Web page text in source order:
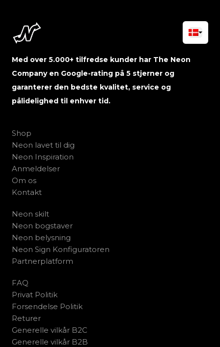
Med over 5.000+ tilfredse kunder har The Neon
Company en Google-rating på 5 stjerner og
garanterer den bedste kvalitet, service og
pålidelighed til enhver tid.
Shop
Neon lavet til dig
Neon Inspiration
Anmeldelser
Om os
Kontakt
Neon skilt
Neon bogstaver
Neon belysning
Neon Sign Konfiguratoren
Partnerplatform
FAQ
Privat Politik
Forsendelse Politik
Returer
Generelle vilkår B2C
Generelle vilkår B2B